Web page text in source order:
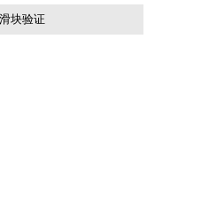
块验证